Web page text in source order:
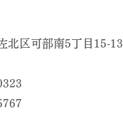
北区可部南5丁目15-13